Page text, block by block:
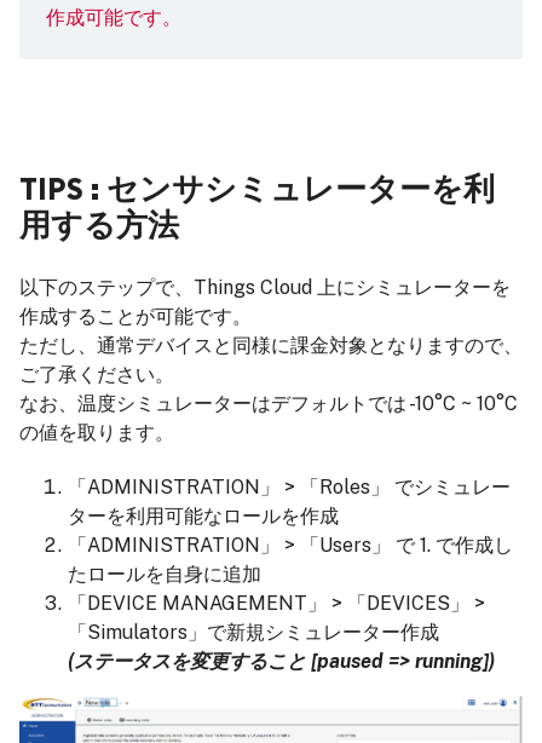
作成可能です。
TIPS : センサシミュレーターを利
用する方法
以下のステップで、Things Cloud 上にシミュレーターを
作成することが可能です。
ただし、通常デバイスと同様に課金対象となりますので、
ご了承ください。
なお、温度シミュレーターはデフォルトでは -10°C ~ 10°C
の値を取ります。
「ADMINISTRATION」 > 「Roles」 でシミュレー
ターを利用可能なロールを作成
「ADMINISTRATION」 > 「Users」 で 1. で作成し
たロールを自身に追加
「DEVICE MANAGEMENT」 > 「DEVICES」 >
「Simulators」で新規シミュレーター作成
(ステータスを変更すること [paused => running])